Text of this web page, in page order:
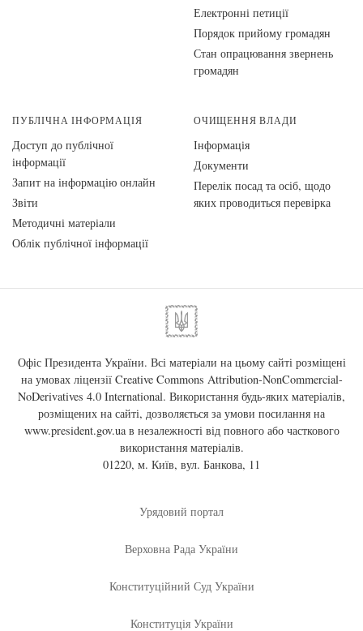
Електронні петиції
Порядок прийому громадян
Стан опрацювання звернень
громадян
ПУБЛІЧНА ІНФОРМАЦІЯ
Доступ до публічної
інформації
Запит на інформацію онлайн
Звіти
Методичні матеріали
Облік публічної інформації
ОЧИЩЕННЯ ВЛАДИ
Інформація
Документи
Перелік посад та осіб, щодо
яких проводиться перевірка
Офіс Президента України. Всі матеріали на цьому сайті розміщені
на умовах ліцензії Creative Commons Attribution-NonCommercial-
NoDerivatives 4.0 International. Використання будь-яких матеріалів,
розміщених на сайті, дозволяється за умови посилання на
www.president.gov.uaв незалежності від повного або часткового
використання матеріалів.
01220, м. Київ, вул. Банкова, 11
Урядовий портал
Верховна Рада України
Конституційний Суд України
Конституція України